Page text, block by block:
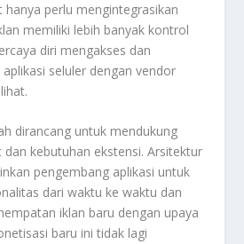
hanya perlu mengintegrasikan
memiliki lebih banyak kontrol
diri mengakses dan
seluler dengan vendor
dirancang untuk mendukung
dan kebutuhan ekstensi. Arsitektur
pengembang aplikasi untuk
dari waktu ke waktu dan
iklan baru dengan upaya
baru ini tidak lagi